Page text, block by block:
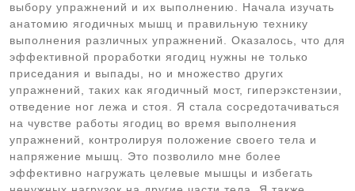
выбору упражнений и их выполнению. Начала изучать
анатомию ягодичных мышц и правильную технику
выполнения различных упражнений. Оказалось, что для
эффективной проработки ягодиц нужны не только
приседания и выпады, но и множество других
упражнений, таких как ягодичный мост, гиперэкстензии,
отведение ног лежа и стоя. Я стала сосредотачиваться
на чувстве работы ягодиц во время выполнения
упражнений, контролируя положение своего тела и
напряжение мышц. Это позволило мне более
эффективно нагружать целевые мышцы и избегать